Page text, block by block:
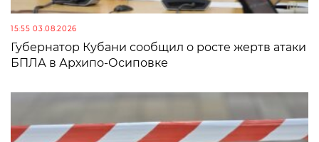
15:55 03.08.2026
Губернатор Кубани сообщил о росте жертв атаки
БПЛА в Архипо-Осиповке